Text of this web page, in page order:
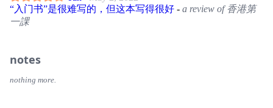
“入门书”是很难写的，但这本写得很好 - a review of 香港第
一課
notes
nothing more.